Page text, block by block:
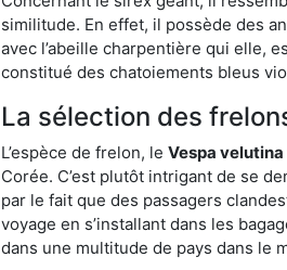
similitude. En effet, il possède des
avec l’abeille charpentière qui elle,
constitué des chatoiements bleus
La sélection des
L’espèce de frelon, le Vespa
Corée. C’est plutôt intrigant de se
par le fait que des passagers
voyage en s’installant dans les
dans une multitude de pays dans le